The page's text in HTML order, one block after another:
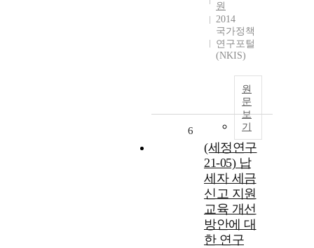
원
2014
국가정책
연구포털
(NKIS)
원
문
보
기
6
(세정연구
21-05) 납
세자 세금
신고 지원
교육 개선
방안에 대
한 연구